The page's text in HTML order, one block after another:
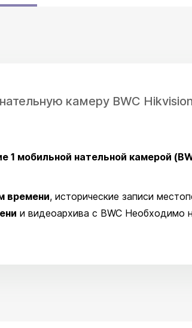
камеру BWC
1 мобильной нательной камерой
времени, исторические записи
и видеоархива с BWC Необходимо